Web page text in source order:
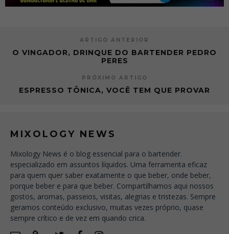
ARTIGO ANTERIOR
O VINGADOR, DRINQUE DO BARTENDER PEDRO
PERES
PRÓXIMO ARTIGO
ESPRESSO TÔNICA, VOCÊ TEM QUE PROVAR
MIXOLOGY NEWS
Mixology News é o blog essencial para o bartender.
especializado em assuntos líquidos. Uma ferramenta eficaz
para quem quer saber exatamente o que beber, onde beber,
porque beber e para que beber. Compartilhamos aqui nossos
gostos, aromas, passeios, visitas, alegrias e tristezas. Sempre
geramos conteúdo exclusivo, muitas vezes próprio, quase
sempre crítico e de vez em quando crica.